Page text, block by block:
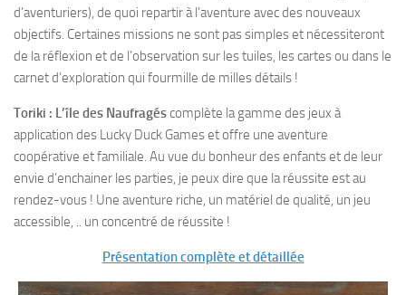
d’aventuriers), de quoi repartir à l’aventure avec des nouveaux
objectifs. Certaines missions ne sont pas simples et nécessiteront
de la réflexion et de l’observation sur les tuiles, les cartes ou dans le
carnet d’exploration qui fourmille de milles détails !
Toriki : L’île des Naufragéscomplète la gamme des jeux à
application des Lucky Duck Games et offre une aventure
coopérative et familiale. Au vue du bonheur des enfants et de leur
envie d’enchainer les parties, je peux dire que la réussite est au
rendez-vous ! Une aventure riche, un matériel de qualité, un jeu
accessible, .. un concentré de réussite !
Présentation complète et détaillée